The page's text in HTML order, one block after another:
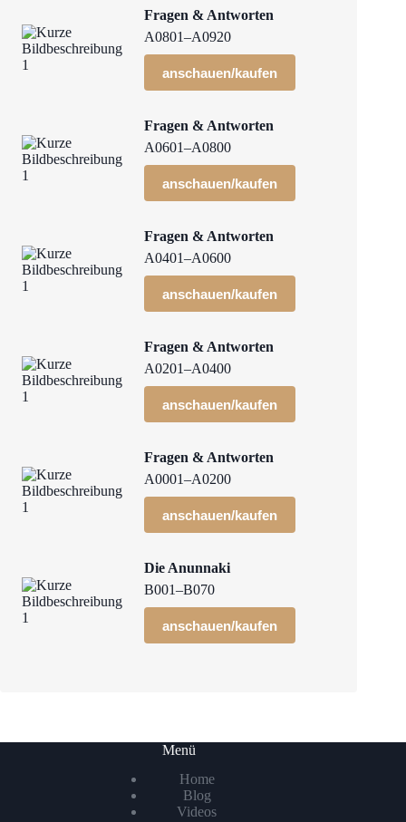
Fragen & Antworten
A0801–A0920
anschauen/kaufen
Fragen & Antworten
A0601–A0800
anschauen/kaufen
Fragen & Antworten
A0401–A0600
anschauen/kaufen
Fragen & Antworten
A0201–A0400
anschauen/kaufen
Fragen & Antworten
A0001–A0200
anschauen/kaufen
Die Anunnaki
B001–B070
anschauen/kaufen
Menü
Home
Blog
Videos